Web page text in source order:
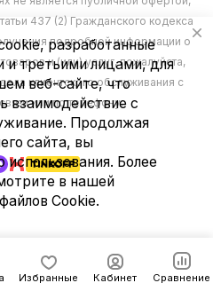
Избранные Кабинет Сравнение
437 (2) Гражданского кодекса
подробной информации о
и (или) услуг, пожалуйста,
клиентского обслуживания с
или по телефону.
разработанные
третьими лицами, для
веб-сайте, что
взаимодействие с
Продолжая
сайта, вы
использования. Более
в нашей
Cookie.